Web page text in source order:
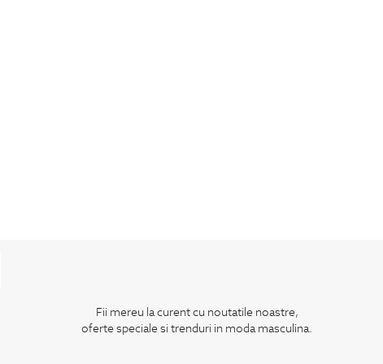
Fii mereu la curent cu noutatile noastre,
oferte speciale si trenduri in moda masculina.